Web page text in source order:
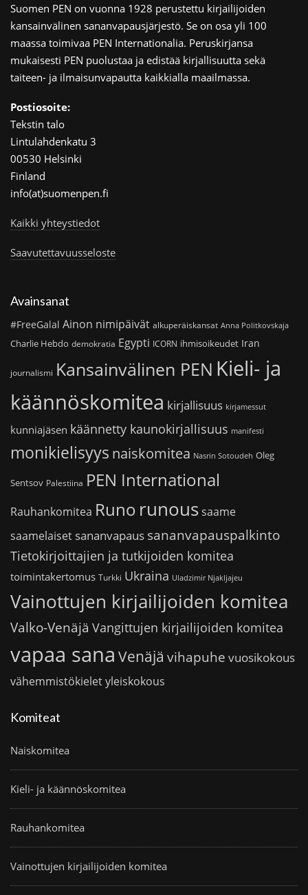
Suomen PEN on vuonna 1928 perustettu kirjailijoiden
kansainvälinen sananvapausjärjestö. Se on osa yli 100
maassa toimivaa PEN Internationalia. Peruskirjansa
mukaisesti PEN puolustaa ja edistää kirjallisuutta sekä
taiteen- ja ilmaisunvapautta kaikkialla maailmassa.
Postiosoite:
Tekstin talo
Lintulahdenkatu 3
00530 Helsinki
Finland
info(at)suomenpen.fi
Kaikki yhteystiedot
Saavutettavuusseloste
Avainsanat
#FreeGalal Ainon nimipäivät alkuperäiskansat Anna Politkovskaja
Charlie Hebdo demokratia Egypti ICORN ihmisoikeudet Iran
journalismi Kansainvälinen PEN Kieli- ja
käännöskomitea kirjallisuus kirjamessut
kunniajäsen käännetty kaunokirjallisuus manifesti
monikielisyys naiskomitea Nasrin Sotoudeh Oleg
Sentsov Palestiina PEN International
Rauhankomitea Runo runoussaame
saamelaiset sananvapaus sananvapauspalkinto
Tietokirjoittajien ja tutkijoiden komitea
toimintakertomus Turkki Ukraina Uladzimir Njakljajeu
Vainottujen kirjailijoiden komitea
Valko-Venäjä Vangittujen kirjailijoiden komitea
vapaa sana Venäjä vihapuhe vuosikokous
vähemmistökieletyleiskokous
Komiteat
Naiskomitea
Kieli- ja käännöskomitea
Rauhankomitea
Vainottujen kirjailijoiden komitea